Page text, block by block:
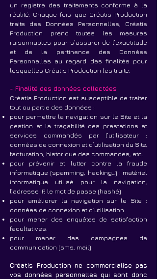
un registre des traitements conforme à la
réalité. Chaque fois que Créatis Production
traite des Données Personnelles, Créatis
Production prend toutes les mesures
raisonnables pour s’assurer de l’exactitude
et de la pertinence des Données
Personnelles au regard des finalités pour
lesquelles Créatis Production les traite.
- Finalité des données collectées
Créatis Production est susceptible de traiter
tout ou partie des données :
pour permettre la navigation sur le Site et la
gestion et la traçabilité des prestations et
services commandés par l’utilisateur :
données de connexion et d’utilisation du Site,
facturation, historique des commandes, etc.
pour prévenir et lutter contre la fraude
informatique (spamming, hacking…) : matériel
informatique utilisé pour la navigation,
l’adresse IP, le mot de passe (hashé)
pour améliorer la navigation sur le Site :
données de connexion et d’utilisation
pour mener des enquêtes de satisfaction
facultatives.
pour mener des campagnes de
communication (sms, mail).
Créatis Production ne commercialise pas
vos données personnelles qui sont donc